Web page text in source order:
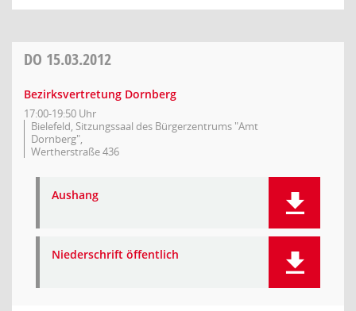
DO 15.03.2012
Bezirksvertretung Dornberg
17:00-19:50 Uhr
Bielefeld, Sitzungssaal des Bürgerzentrums "Amt
Dornberg",
Wertherstraße 436
Aushang
Niederschrift öffentlich